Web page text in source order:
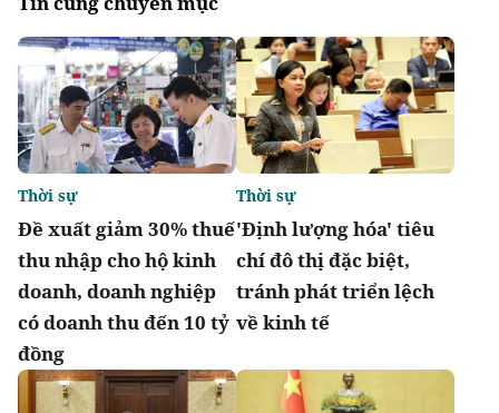
Đề xuất giảm 30% thuế
thu nhập cho hộ kinh
doanh, doanh nghiệp
có doanh thu đến 10 tỷ
đồng
Thời sự
'Định lượng hóa' tiêu
chí đô thị đặc biệt,
tránh phát triển lệch
về kinh tế
Thời sự